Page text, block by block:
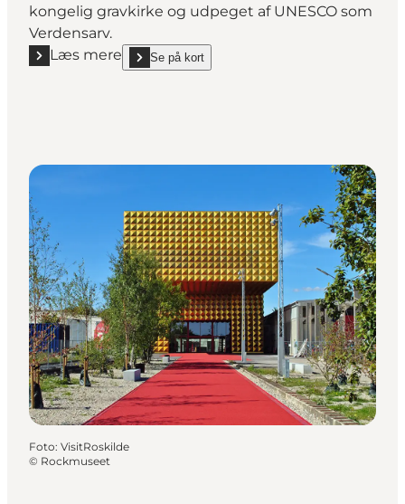
kongelig gravkirke og udpeget af UNESCO som
Verdensarv.
Læs mere
Læs mere "Roskilde Domkirke - UNESCO-
Se på kort
show Roskilde Domkirke - UNESCO-verdensarv og
Foto: VisitRoskilde
© Rockmuseet